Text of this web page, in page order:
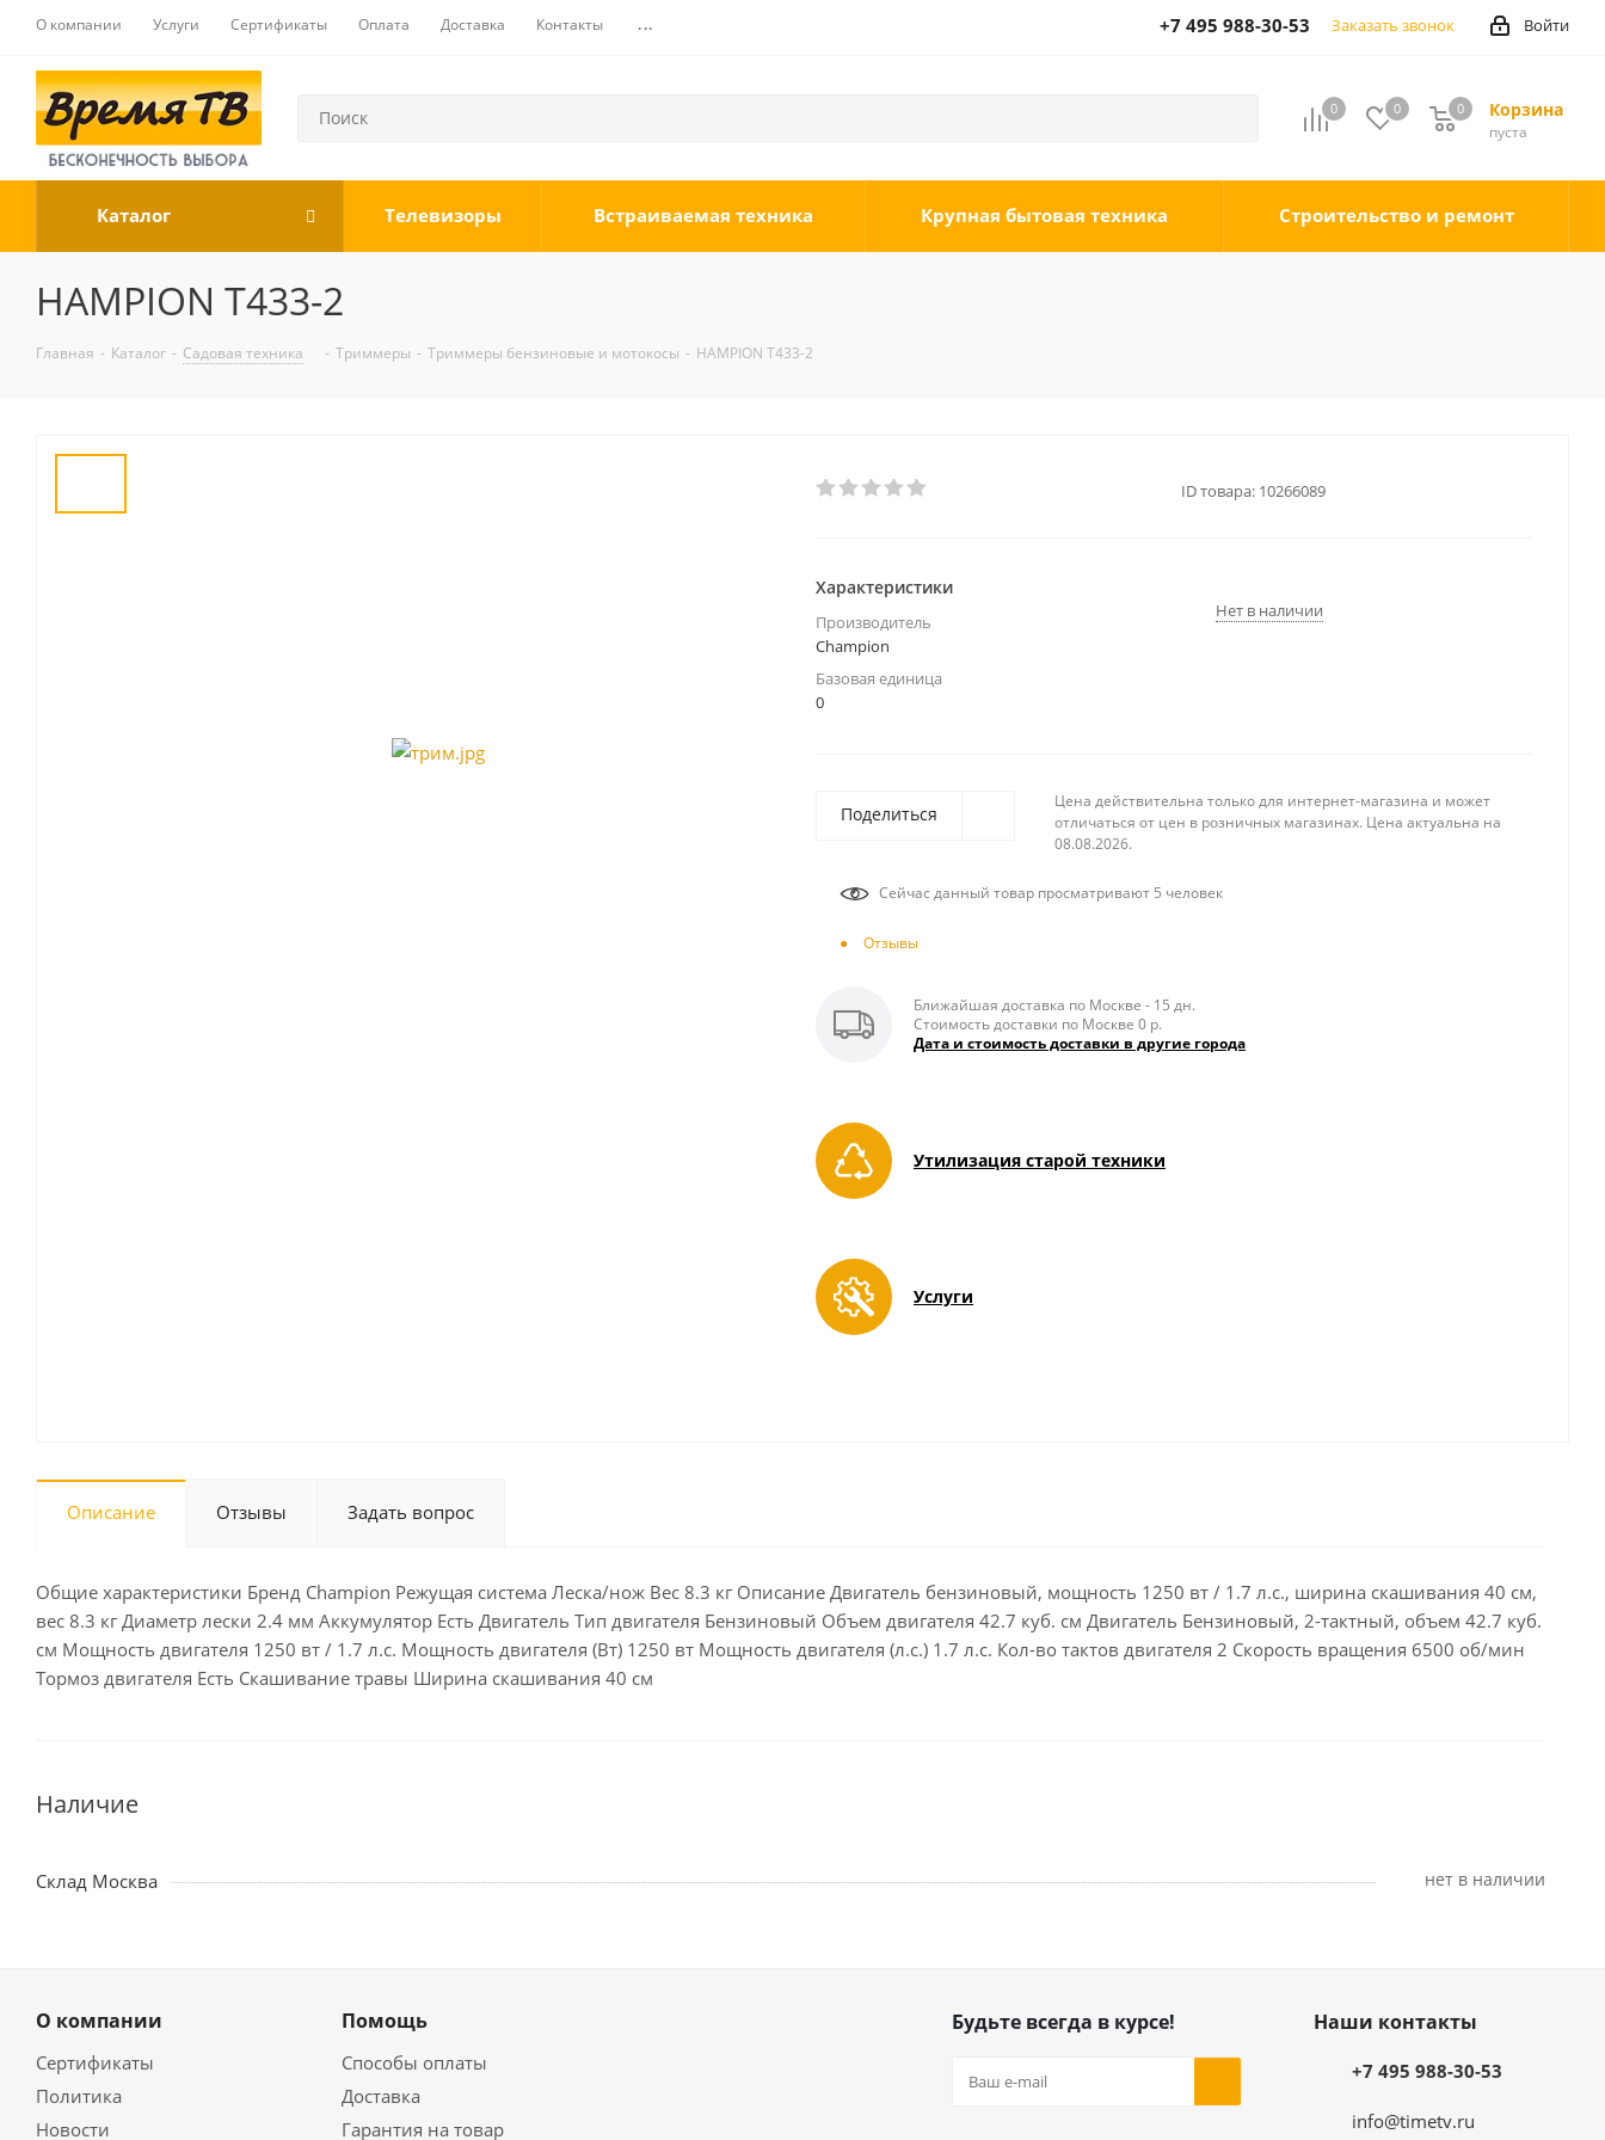
О компании Услуги Сертификаты Оплата Доставка Контакты ... Войти
+7 495 988-30-53 Заказать звонок
0 0 Корзина
0
пуста
0
Каталог Телевизоры Встраиваемая техника Крупная бытовая техника Строительство и ремонт
HAMPION Т433-2
Главная - Каталог - Садовая техника - Триммеры - Триммеры бензиновые и мотокосы - HAMPION Т433-2
ID товара: 10266089
Характеристики
Производитель
Champion
Базовая единица
0
Нет в наличии
Поделиться
Цена действительна только для интернет-магазина и может
отличаться от цен в розничных магазинах. Цена актуальна на
08.08.2026.
Сейчас данный товар просматривают 5 человек
Отзывы
Ближайшая доставка по Москве - 15 дн.
Стоимость доставки по Москве 0 р.
Дата и стоимость доставки в другие города
Утилизация старой техники
Услуги
Описание Отзывы Задать вопрос
Общие характеристики Бренд Champion Режущая система Леска/нож Вес 8.3 кг Описание Двигатель бензиновый, мощность 1250 вт / 1.7 л.с., ширина скашивания 40 см,
вес 8.3 кг Диаметр лески 2.4 мм Аккумулятор Есть Двигатель Тип двигателя Бензиновый Объем двигателя 42.7 куб. см Двигатель Бензиновый, 2-тактный, объем 42.7 куб.
см Мощность двигателя 1250 вт / 1.7 л.с. Мощность двигателя (Вт) 1250 вт Мощность двигателя (л.с.) 1.7 л.с. Кол-во тактов двигателя 2 Скорость вращения 6500 об/мин
Тормоз двигателя Есть Скашивание травы Ширина скашивания 40 см
Наличие
Склад Москва Нет в наличии
О компании
Сертификаты
Политика
Новости
Помощь
Способы оплаты
Доставка
Гарантия на товар
Будьте всегда в курсе! Наши контакты
+7 495 988-30-53
info@timetv.ru